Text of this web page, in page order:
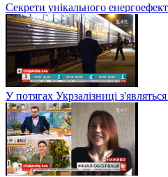
Секрети унікального
У потягах Укрзалізниці